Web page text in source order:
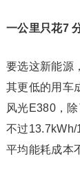
一公里只花7
要选这新能源
其更低的用车
风光E380，
不过13.7kWh/
平均能耗成本